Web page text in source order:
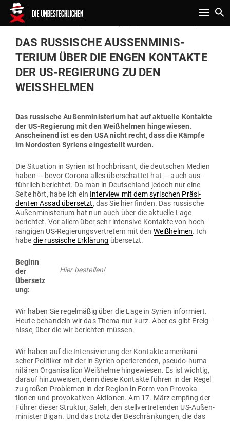
Toggle
Am
DAS RUS­SISCHE AUSSEN­MI­NIS­T
ERIUM ÜBER DIE ENGEN KON­TAKTE D
ER US-REGIERUNG ZU DEN W
EISSHELMEN
Das rus­sische Außen­mi­nis­terium hat auf aktuelle Kon­takte
der US-Regierung mit den Weiß­helmen hin­ge­wiesen.
Anscheinend ist es den USA nicht recht, dass die Kämpfe
im Nord­osten Syriens ein­ge­stellt wurden.
Die Situation in Syrien ist hoch­brisant, die deut­schen Medien
haben — bevor Corona alles über­schattet hat — auch aus­
führlich berichtet. Da man in Deutschland jedoch nur eine
Seite hört, habe ich ein Interview mit dem syri­schen Prä­si­
denten Assad über­setzt, das Sie hier finden. Das rus­sische
Außen­mi­nis­terium hat nun auch über die aktuelle Lage
berichtet. Vor allem über sehr intensive Kon­takte von hoch­
ran­gigen US-Regie­rungs­ver­tretern mit den Weiß­helmen. Ich
habe die rus­sische Erklärung übersetzt.
Hier bestellen!
Beginn
der
Übersetz
ung:
Wir haben Sie regel­mäßig über die Lage in Syrien infor­miert.
Heute behandeln wir das Thema nur kurz. Aber es gibt Ereig­
nisse, über die wir berichten müssen.
Wir haben auf die Inten­si­vierung der Kon­takte ame­ri­ka­ni­
scher Poli­tiker mit der in Syrien ope­rie­renden, pseudo-huma­
ni­tären Orga­ni­sation Weiß­helme hin­ge­wiesen. Es ist wichtig,
darauf hin­zu­weisen, denn diese Kon­takte führen in der Regel
zu großen Pro­blemen in der Region in Form von Pro­vo­ka­
tionen und pro­vo­ka­tiven Aktionen. Am 17. März empfing der
Führer dieser Struktur, Saleh, den stell­ver­tre­tenden US-Außen­
mi­nister Bigan. Und das trotz der Beschrän­kungen, die das